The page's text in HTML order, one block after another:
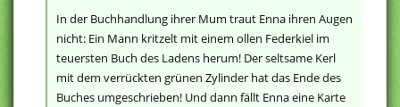
In der Buchhandlung ihrer Mum traut Enna ihren Augen
nicht: Ein Mann kritzelt mit einem ollen Federkiel im
teuersten Buch des Ladens herum! Der seltsame Kerl
mit dem verrückten grünen Zylinder hat das Ende des
Buches umgeschrieben! Und dann fällt Enna eine Karte